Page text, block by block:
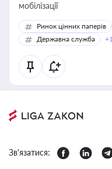
мобілізації
Ринок цінних паперів
Державна служба
Зв'язатися: